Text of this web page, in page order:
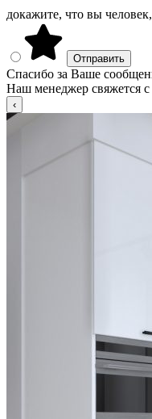
докажите, что вы
Спасибо за Ваше
Наш менеджер свяжется